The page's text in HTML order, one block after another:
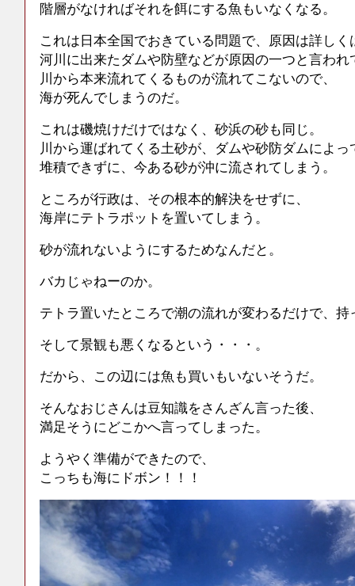
階層がなければそれを餌にする魚もいなくなる。
これは日本全国でおきている問題で、原因は詳し
河川に出来たダムや防壁などが原因の一つと言われ
川から本来流れてくるものが流れてこないので、
海が死んでしまうのだ。
これは磯焼けだけではなく、砂浜の砂も同じ。
川から運ばれてくる土砂が、ダムや砂防ダムによ
堆積できずに、今ある砂が沖に流されてしまう。
ところが行政は、その根本的解決をせずに、
海岸にテトラポットを置いてしまう。
砂が流れないようにするためなんだと。
バカじゃねーのか。
テトラ置いたところで潮の流れが変わるだけで、持
そして景観も悪くなるという・・・。
だから、この辺には魚も買いもいないそうだ。
そんなおじさんは豆知識をさんざん言った後、
満足そうにどこかへ言ってしまった。
ようやく準備ができたので、
こっちも海にドボン！！！